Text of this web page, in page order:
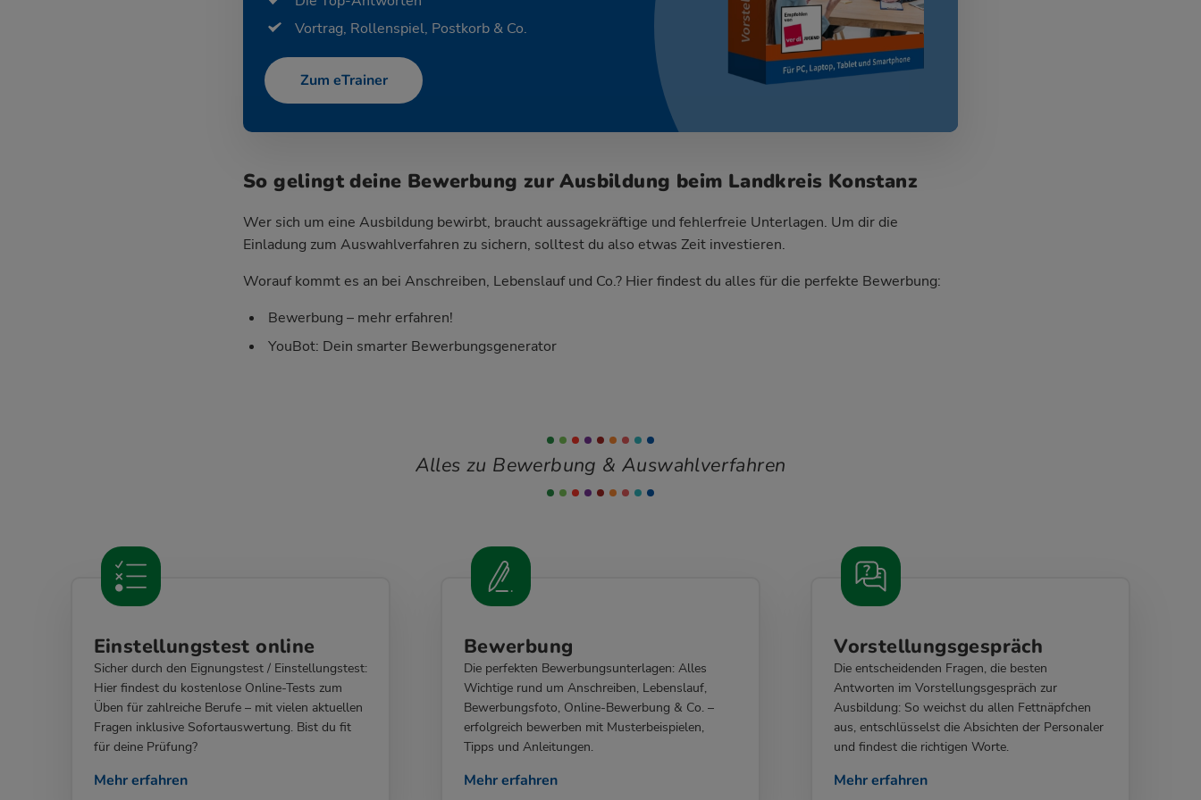
Vortrag, Rollenspiel, Postkorb & Co.
Zum eTrainer
So gelingt deine Bewerbung zur Ausbildung beim Landkreis Konstanz
Wer sich um eine Ausbildung bewirbt, braucht aussagekräftige und fehlerfreie Unterlagen. Um dir die
Einladung zum Auswahlverfahren zu sichern, solltest du also etwas Zeit investieren.
Worauf kommt es an bei Anschreiben, Lebenslauf und Co.? Hier findest du alles für die perfekte Bewerbung:
Bewerbung – mehr erfahren!
YouBot: Dein smarter Bewerbungsgenerator
Alles zu Bewerbung & Auswahlverfahren
Einstellungstest online
Sicher durch den Eignungstest / Einstellungstest:
Hier findest du kostenlose Online-Tests zum
Üben für zahlreiche Berufe – mit vielen aktuellen
Fragen inklusive Sofortauswertung. Bist du fit
für deine Prüfung?
Mehr erfahren
Bewerbung
Die perfekten Bewerbungsunterlagen: Alles
Wichtige rund um Anschreiben, Lebenslauf,
Bewerbungsfoto, Online-Bewerbung & Co. –
erfolgreich bewerben mit Musterbeispielen,
Tipps und Anleitungen.
Mehr erfahren
Vorstellungsgespräch
Die entscheidenden Fragen, die besten
Antworten im Vorstellungsgespräch zur
Ausbildung: So weichst du allen Fettnäpfchen
aus, entschlüsselst die Absichten der Personaler
und findest die richtigen Worte.
Mehr erfahren